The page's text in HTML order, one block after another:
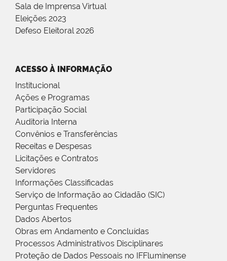
Sala de Imprensa Virtual
Eleições 2023
Defeso Eleitoral 2026
ACESSO À INFORMAÇÃO
Institucional
Ações e Programas
Participação Social
Auditoria Interna
Convênios e Transferências
Receitas e Despesas
Licitações e Contratos
Servidores
Informações Classificadas
Serviço de Informação ao Cidadão (SIC)
Perguntas Frequentes
Dados Abertos
Obras em Andamento e Concluídas
Processos Administrativos Disciplinares
Proteção de Dados Pessoais no IFFluminense